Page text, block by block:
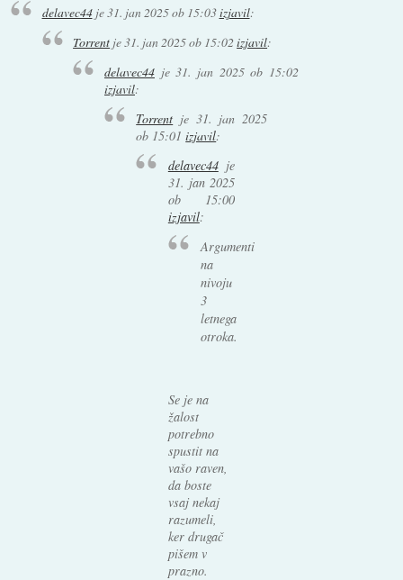
delavec44je31. jan 2025 ob 15:03izjavil:
Torrent je31. jan 2025 ob 15:02izjavil:
delavec44je31. jan 2025 ob 15:02
izjavil:
Torrent je 31. jan 2025
ob 15:01 izjavil:
delavec44je
31. jan 2025
ob 15:00
izjavil:
Argumenti
na
nivoju
3
letnega
otroka.
Se je na
žalost
potrebno
spustit na
vašo raven,
da boste
vsaj nekaj
razumeli,
ker drugač
pišem v
prazno.